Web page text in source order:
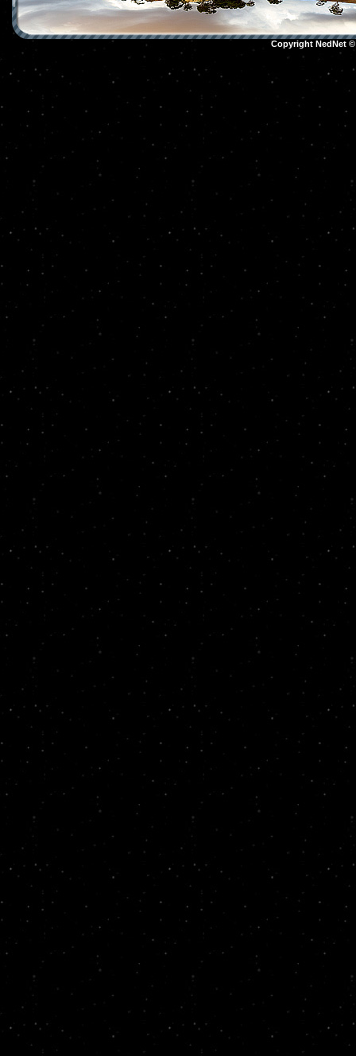
Copyright NedNet